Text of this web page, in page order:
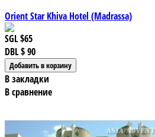
Orient Star Khiva Hotel (Madrassa)
SGL$65
DBL$ 90
В закладки
В сравнение